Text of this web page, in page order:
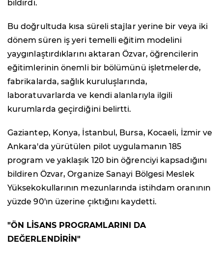
bildirdi.
Bu doğrultuda kısa süreli stajlar yerine bir veya iki
dönem süren iş yeri temelli eğitim modelini
yaygınlaştırdıklarını aktaran Özvar, öğrencilerin
eğitimlerinin önemli bir bölümünü işletmelerde,
fabrikalarda, sağlık kuruluşlarında,
laboratuvarlarda ve kendi alanlarıyla ilgili
kurumlarda geçirdiğini belirtti.
Gaziantep, Konya, İstanbul, Bursa, Kocaeli, İzmir ve
Ankara'da yürütülen pilot uygulamanın 185
program ve yaklaşık 120 bin öğrenciyi kapsadığını
bildiren Özvar, Organize Sanayi Bölgesi Meslek
Yüksekokullarının mezunlarında istihdam oranının
yüzde 90'ın üzerine çıktığını kaydetti.
"ÖN LİSANS PROGRAMLARINI DA
DEĞERLENDİRİN"